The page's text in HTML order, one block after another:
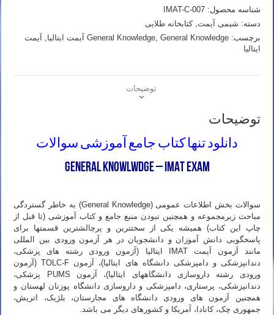
سوالات
General
آیمت
ایتالیا
شناسه محصول:IMAT-C-007
دسته: شیمی آیمت,کتابخانه طلایی
برچسب:
General Knowledge, General Knowledge آیمت ایتالیا ,
آیمت
ایتالیا
توضیحات
توضیحات
دانلود تنها کتاب جامع آموزشی سوالات
General Knowlwdge – IMAT EXAM
سوالات بخش اطلاعات عمومی (General Knowledge) به خاطر گستردگی
مباحث زیرمجموعه و همچنین نبودن منبع جامع و کتاب آموزشی (تا قبل از
چاپ این کتاب) همیشه یکی از سختترین و پرچالشترین قسمتها برای
پاسخگویی دانش آموزان و دانشجویان در هر آزمون ورودی بین المللی
مانند آزمون آیمت IMAT ایتالیا (آزمون ورودی رشته های پزشکی،
دندانپزشکی و دامپزشکی دانشگاه های ایتالیا)، آزمون TOLC-F (آزمون
ورودی رشته داروسازی دانشگاههای ایتالیا)، آزمون PUMS پزشکی،
دندانپزشکی، پرستاری، دامپزشکی و داروسازی دانشگاه پوزنان لهستان و
همچنین آزمون های ورودی دانشگاه های مجارستان، بلژیک، اتریش،
جمهوری چک، کانادا، آمریکا و کشورهای دیگر می باشد.